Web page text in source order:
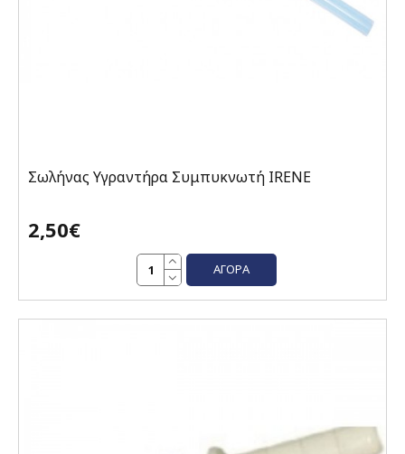
Σωλήνας Υγραντήρα Συμπυκνωτή IRENE
2,50€
ΑΓΟΡΆ